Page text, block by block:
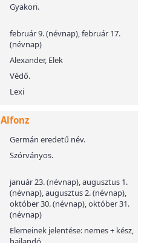
Gyakori.
február 9. (névnap), február 17.
(névnap)
Alexander, Elek
Védő.
Lexi
Alfonz
Germán eredetű név.
Szórványos.
január 23. (névnap), augusztus 1.
(névnap), augusztus 2. (névnap),
október 30. (névnap), október 31.
(névnap)
Elemeinek jelentése: nemes + kész,